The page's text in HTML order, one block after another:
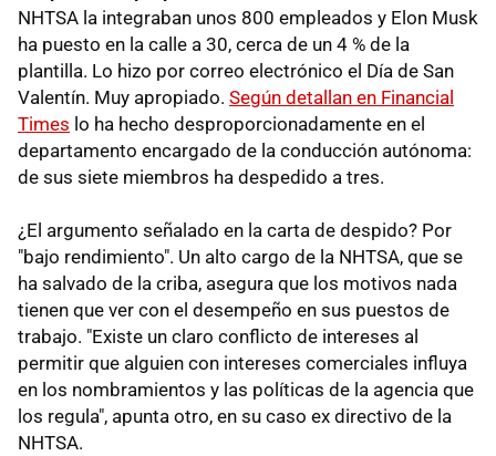
NHTSA la integraban unos 800 empleados y Elon Musk
ha puesto en la calle a 30, cerca de un 4 % de la
plantilla. Lo hizo por correo electrónico el Día de San
Valentín. Muy apropiado. Según detallan en Financial
Times lo ha hecho desproporcionadamente en el
departamento encargado de la conducción autónoma:
de sus siete miembros ha despedido a tres.
¿El argumento señalado en la carta de despido? Por
"bajo rendimiento". Un alto cargo de la NHTSA, que se
ha salvado de la criba, asegura que los motivos nada
tienen que ver con el desempeño en sus puestos de
trabajo. "Existe un claro conflicto de intereses al
permitir que alguien con intereses comerciales influya
en los nombramientos y las políticas de la agencia que
los regula", apunta otro, en su caso ex directivo de la
NHTSA.